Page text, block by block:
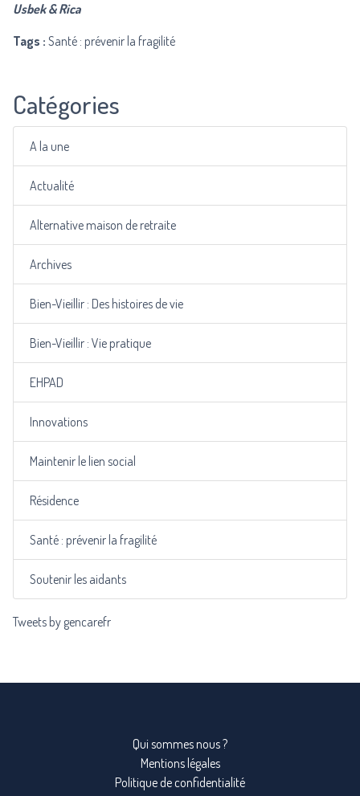
Usbek & Rica
Tags : Santé : prévenir la fragilité
Catégories
A la une
Actualité
Alternative maison de retraite
Archives
Bien-Vieillir : Des histoires de vie
Bien-Vieillir : Vie pratique
EHPAD
Innovations
Maintenir le lien social
Résidence
Santé : prévenir la fragilité
Soutenir les aidants
Tweets by gencarefr
Qui sommes nous ?
Mentions légales
Politique de confidentialité